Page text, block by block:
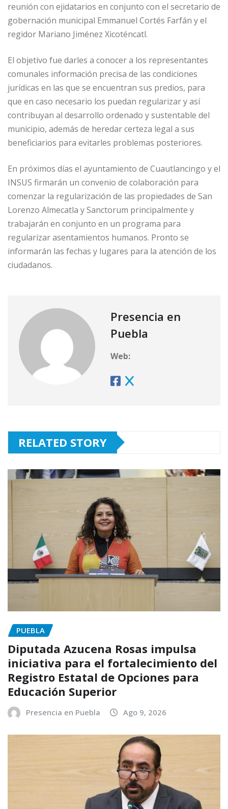
reunión con ejidatarios en conjunto con el secretario de
gobernación municipal Emmanuel Cortés Farfán y el
regidor Mariano Jiménez Xicoténcatl.
El objetivo fue darles a conocer a los representantes
comunales información precisa de las condiciones
jurídicas en las que se encuentran sus predios, para
que en caso necesario los puedan regularizar y así
contribuyan al desarrollo ordenado y sustentable del
municipio, además de heredar certeza legal a sus
beneficiarios para evitarles problemas posteriores.
En próximos días el ayuntamiento de Cuautlancingo y el
INSUS firmarán un convenio de colaboración para
comenzar la regularización de las propiedades de San
Lorenzo Almecatla y Sanctorum principalmente y
trabajarán en conjunto en un programa para
regularizar asentamientos humanos. Pronto se
informarán las fechas y lugares para la atención de los
ciudadanos.
Presencia en
Puebla
Web:
RELATED STORY
PUEBLA
Diputada Azucena Rosas impulsa
iniciativa para el fortalecimiento del
Registro Estatal de Opciones para
Educación Superior
Presencia en Puebla Ago 9, 2026